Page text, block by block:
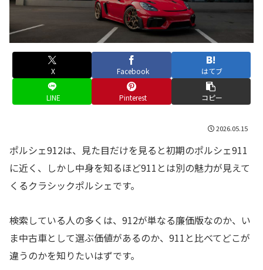
X Facebook はてブ
LINE Pinterest コピー
2026.05.15
ポルシェ912は、見た目だけを見ると初期のポルシェ911
に近く、しかし中身を知るほど911とは別の魅力が見えて
くるクラシックポルシェです。
検索している人の多くは、912が単なる廉価版なのか、い
ま中古車として選ぶ価値があるのか、911と比べてどこが
違うのかを知りたいはずです。